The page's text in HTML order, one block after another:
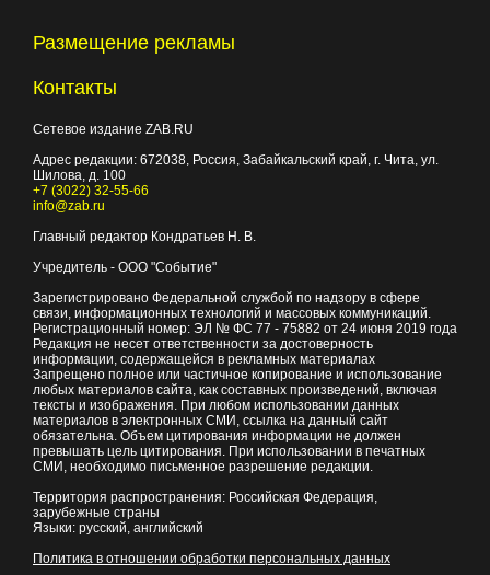
Размещение рекламы
Контакты
Сетевое издание ZAB.RU
Адрес редакции: 672038, Россия, Забайкальский край, г. Чита, ул.
Шилова, д. 100
+7 (3022) 32-55-66
info@zab.ru
Главный редактор Кондратьев Н. В.
Учредитель - ООО "Событие"
Зарегистрировано Федеральной службой по надзору в сфере
связи, информационных технологий и массовых коммуникаций.
Регистрационный номер: ЭЛ № ФС 77 - 75882 от 24 июня 2019 года
Редакция не несет ответственности за достоверность
информации, содержащейся в рекламных материалах
Запрещено полное или частичное копирование и использование
любых материалов сайта, как составных произведений, включая
тексты и изображения. При любом использовании данных
материалов в электронных СМИ, ссылка на данный сайт
обязательна. Объем цитирования информации не должен
превышать цель цитирования. При использовании в печатных
СМИ, необходимо письменное разрешение редакции.
Территория распространения: Российская Федерация,
зарубежные страны
Языки: русский, английский
Политика в отношении обработки персональных данных